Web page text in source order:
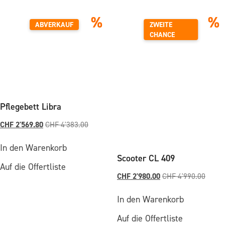
Varianten
auf.
ABVERKAUF %
Pflegebett Libra
CHF2'569.80 CHF4'383.00
In den Warenkorb
Auf die Offertliste
ZWEITE
CHANCE
%
Scooter CL 409
CHF2'980.00 CHF4'990.00
In den Warenkorb
Auf die Offertliste